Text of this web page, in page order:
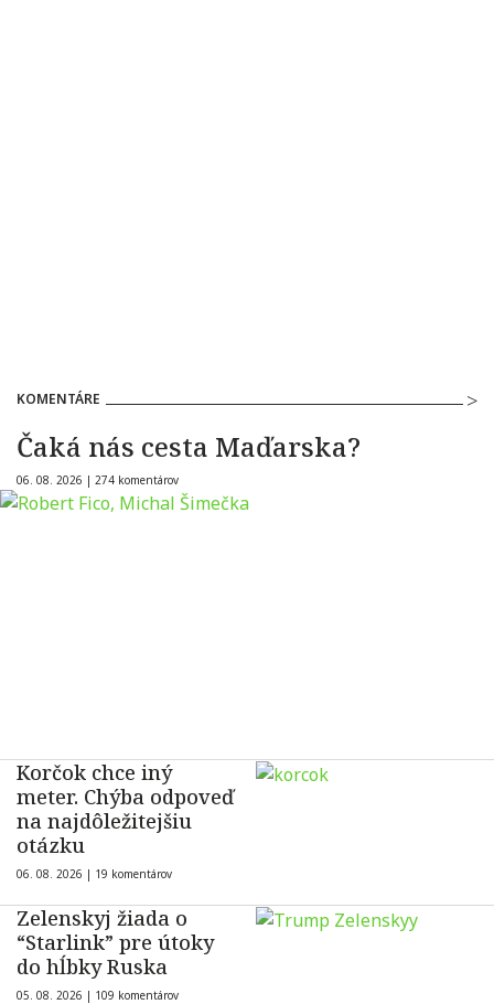
KOMENTÁRE
Čaká nás cesta Maďarska?
06. 08. 2026 | 274 komentárov
Korčok chce iný
meter. Chýba odpoveď
na najdôležitejšiu
otázku
06. 08. 2026 | 19 komentárov
Zelenskyj žiada o
“Starlink” pre útoky
do hĺbky Ruska
05. 08. 2026 | 109 komentárov